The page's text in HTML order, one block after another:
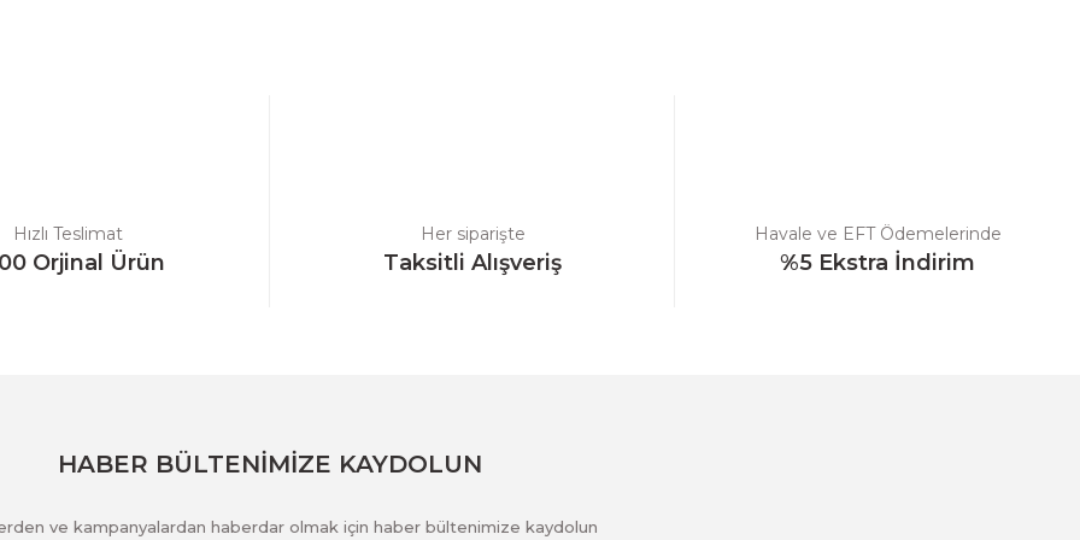
Hızlı Teslimat
Orjinal Ürün
Her siparişte
Taksitli Alışveriş
Havale ve EFT Ödemelerinde
%5 Ekstra İndirim
HABER BÜLTENİMİZE KAYDOLUN
ve kampanyalardan haberdar olmak için haber bültenimize kaydolun